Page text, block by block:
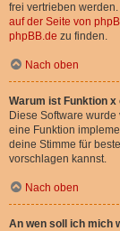
frei vertrieben
auf der Seite von
phpBB.de zu finden.
Nach oben
Warum ist Funktion
Diese Software
eine Funktion
deine Stimme für
vorschlagen kannst.
Nach oben
An wen soll ich mich